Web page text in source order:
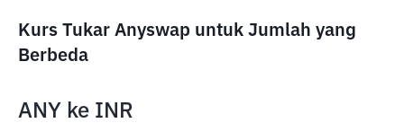
Kurs Tukar Anyswap untuk Jumlah yang
Berbeda
ANY ke INR